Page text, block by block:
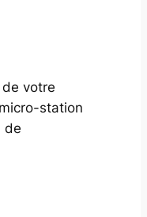
de votre
station
de